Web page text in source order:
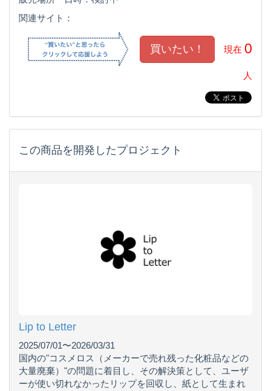
関連サイト：
現在 0
人
この商品を開発したプロジェクト
Lip to Letter
2025/07/01〜2026/03/31
国内の"コスメロス（メーカーで売れ残った化粧品などの
大量廃棄）"の問題に着目し、その解決策として、ユーザ
ーが使い切れなかったリップを回収し、紙として生まれ